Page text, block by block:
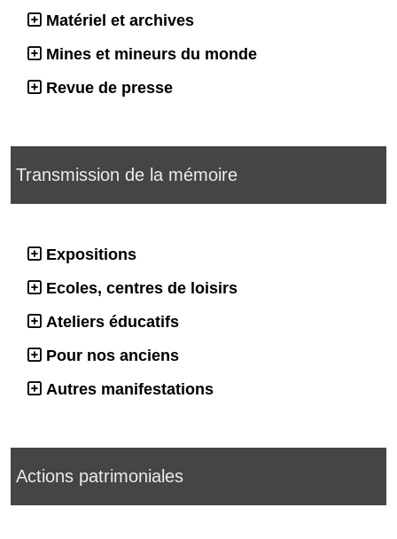
Matériel et archives
Mines et mineurs du monde
Revue de presse
Transmission de la mémoire
Expositions
Ecoles, centres de loisirs
Ateliers éducatifs
Pour nos anciens
Autres manifestations
Actions patrimoniales